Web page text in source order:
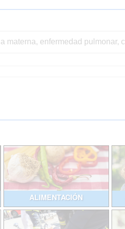
ALIMENTACIÓN